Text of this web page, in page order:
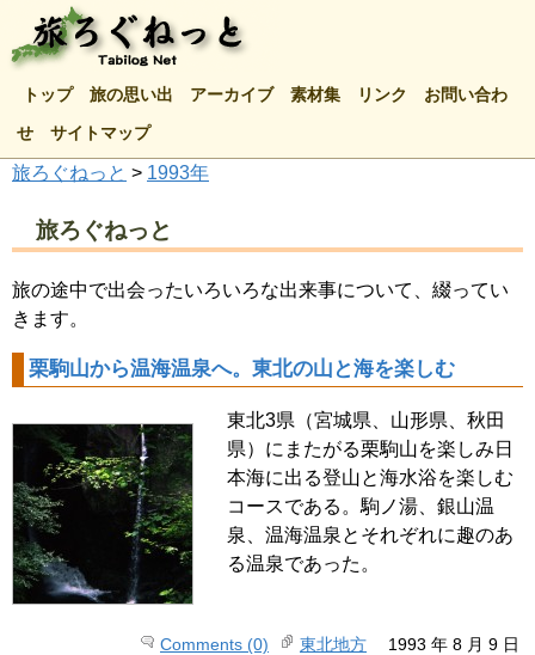
トップ 旅の思い出 アーカイブ 素材集 リンク お問い合わ
せ サイトマップ
旅ろぐねっと > 1993年
旅ろぐねっと
旅の途中で出会ったいろいろな出来事について、綴ってい
きます。
栗駒山から温海温泉へ。東北の山と海を楽しむ
東北3県（宮城県、山形県、秋田
県）にまたがる栗駒山を楽しみ日
本海に出る登山と海水浴を楽しむ
コースである。駒ノ湯、銀山温
泉、温海温泉とそれぞれに趣のあ
る温泉であった。
Comments (0) 東北地方 1993 年 8 月 9 日